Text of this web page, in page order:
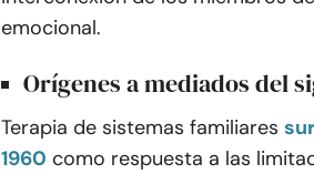
emocional.
Orígenes a mediados del
Terapia de sistemas familiares
1960 como respuesta a las